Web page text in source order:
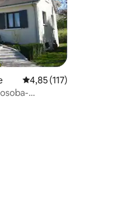
Prosječna ocjena:
4,85 (117)